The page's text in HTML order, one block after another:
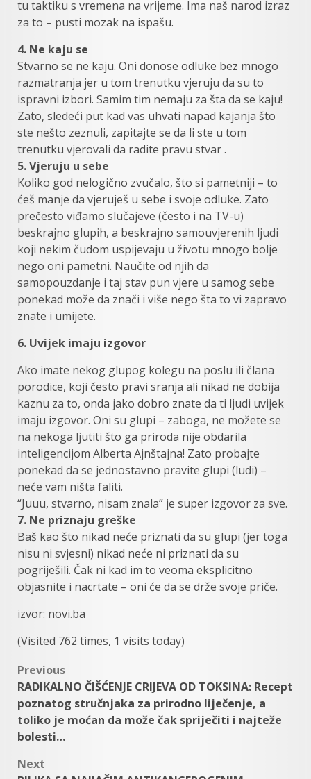
tu taktiku s vremena na vrijeme. Ima naš narod izraz
za to – pusti mozak na ispašu.
4. Ne kaju se
Stvarno se ne kaju. Oni donose odluke bez mnogo
razmatranja jer u tom trenutku vjeruju da su to
ispravni izbori. Samim tim nemaju za šta da se kaju!
Zato, sledeći put kad vas uhvati napad kajanja što
ste nešto zeznuli, zapitajte se da li ste u tom
trenutku vjerovali da radite pravu stvar .
5. Vjeruju u sebe
Koliko god nelogično zvučalo, što si pametniji – to
ćeš manje da vjeruješ u sebe i svoje odluke. Zato
prečesto viđamo slučajeve (često i na TV-u)
beskrajno glupih, a beskrajno samouvjerenih ljudi
koji nekim čudom uspijevaju u životu mnogo bolje
nego oni pametni. Naučite od njih da
samopouzdanje i taj stav pun vjere u samog sebe
ponekad može da znači i više nego šta to vi zapravo
znate i umijete.
6. Uvijek imaju izgovor
Ako imate nekog glupog kolegu na poslu ili člana
porodice, koji često pravi sranja ali nikad ne dobija
kaznu za to, onda jako dobro znate da ti ljudi uvijek
imaju izgovor. Oni su glupi – zaboga, ne možete se
na nekoga ljutiti što ga priroda nije obdarila
inteligencijom Alberta Ajnštajna! Zato probajte
ponekad da se jednostavno pravite glupi (ludi) –
neće vam ništa faliti.
“Juuu, stvarno, nisam znala” je super izgovor za sve.
7. Ne priznaju greške
Baš kao što nikad neće priznati da su glupi (jer toga
nisu ni svjesni) nikad neće ni priznati da su
pogriješili. Čak ni kad im to veoma eksplicitno
objasnite i nacrtate – oni će da se drže svoje priče.
izvor: novi.ba
(Visited 762 times, 1 visits today)
Post
navigation
Previous
RADIKALNO ČIŠĆENJE CRIJEVA OD TOKSINA: Recept
poznatog stručnjaka za prirodno liječenje, a
toliko je moćan da može čak spriječiti i najteže
bolesti…
Next